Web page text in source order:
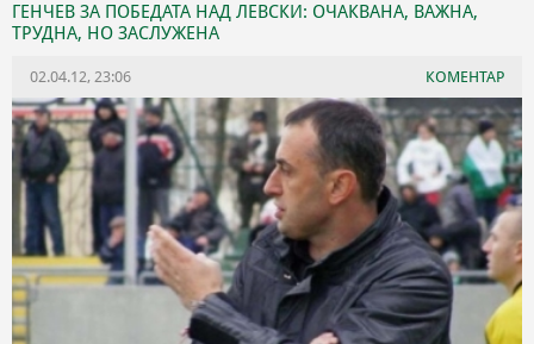
ГЕНЧЕВ ЗА ПОБЕДАТА НАД ЛЕВСКИ: ОЧАКВАНА, ВАЖНА,
ТРУДНА, НО ЗАСЛУЖЕНА
02.04.12, 23:06 КОМЕНТАР